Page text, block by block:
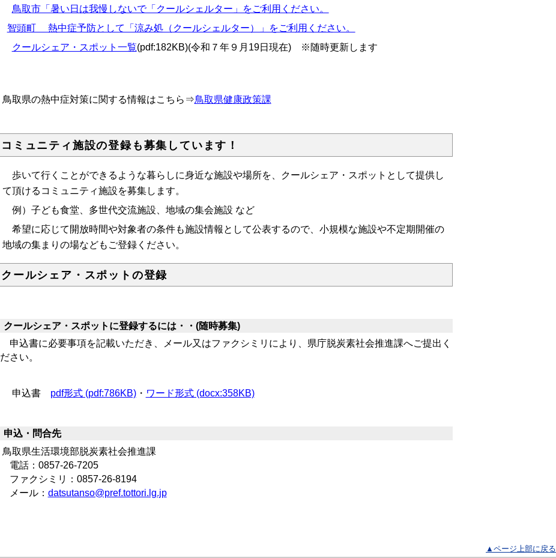
鳥取市「暑い日は我慢しないで「クールシェルター」をご利用ください。
智頭町 熱中症予防として「涼み処（クールシェルター）」をご利用ください。
クールシェア・スポット一覧(pdf:182KB)(令和７年９月19日現在) ※随時更新します
鳥取県の熱中症対策に関する情報はこちら⇒鳥取県健康政策課
コミュニティ施設の登録も募集しています！
歩いて行くことができるような暮らしに身近な施設や場所を、クールシェア・スポットとして提供し
て頂けるコミュニティ施設を募集します。
例）子ども食堂、多世代交流施設、地域の集会施設 など
希望に応じて開放時間や対象者の条件も施設情報として公表するので、小規模な施設や不定期開催の
地域の集まりの場などもご登録ください。
クールシェア・スポットの登録
クールシェア・スポットに登録するには・・ (随時募集)
申込書に必要事項を記載いただき、メール又はファクシミリにより、県庁脱炭素社会推進課へご提出く
ださい。
申込書 pdf形式 (pdf:786KB)・ ワード形式 (docx:358KB)
申込・問合先
鳥取県生活環境部脱炭素社会推進課
電話：0857-26-7205
ファクシミリ：0857-26-8194
メール： datsutanso@pref.tottori.lg.jp
▲ページ上部に戻る